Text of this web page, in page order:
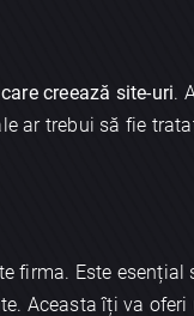
creează site-uri.
ar trebui să fie
firma. Este
Aceasta îți va